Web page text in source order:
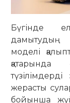
Бүгінде
дамытудың
моделі
қатарында
жерасты
бойынша